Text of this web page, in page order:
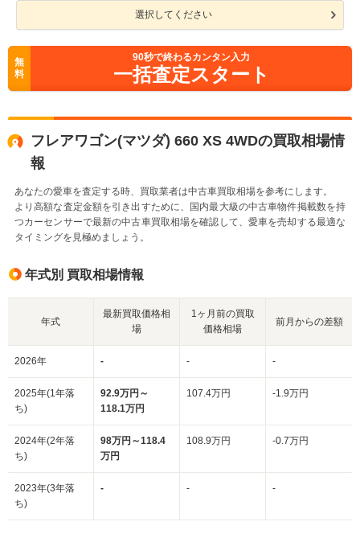
選択してください
無
料
90秒で終わるカンタン入力
一括査定スタート
フレアワゴン(マツダ) 660 XS 4WDの買取相場情
報
あなたの愛車を査定する時、買取業者は中古車買取相場を参考にします。
より高額な査定金額を引き出すために、国内最大級の中古車物件掲載数を持
つカーセンサーで最新の中古車買取相場を確認して、愛車を売却する最適な
タイミングを見極めましょう。
年式別 買取相場情報
年式
最新買取価格相
場
1ヶ月前の買取
価格相場
前月からの差額
2026年 - - -
2025年(1年落
ち)
92.9万円～
118.1万円
107.4万円 -1.9万円
2024年(2年落
ち)
98万円～118.4
万円
108.9万円 -0.7万円
2023年(3年落
ち)
- - -